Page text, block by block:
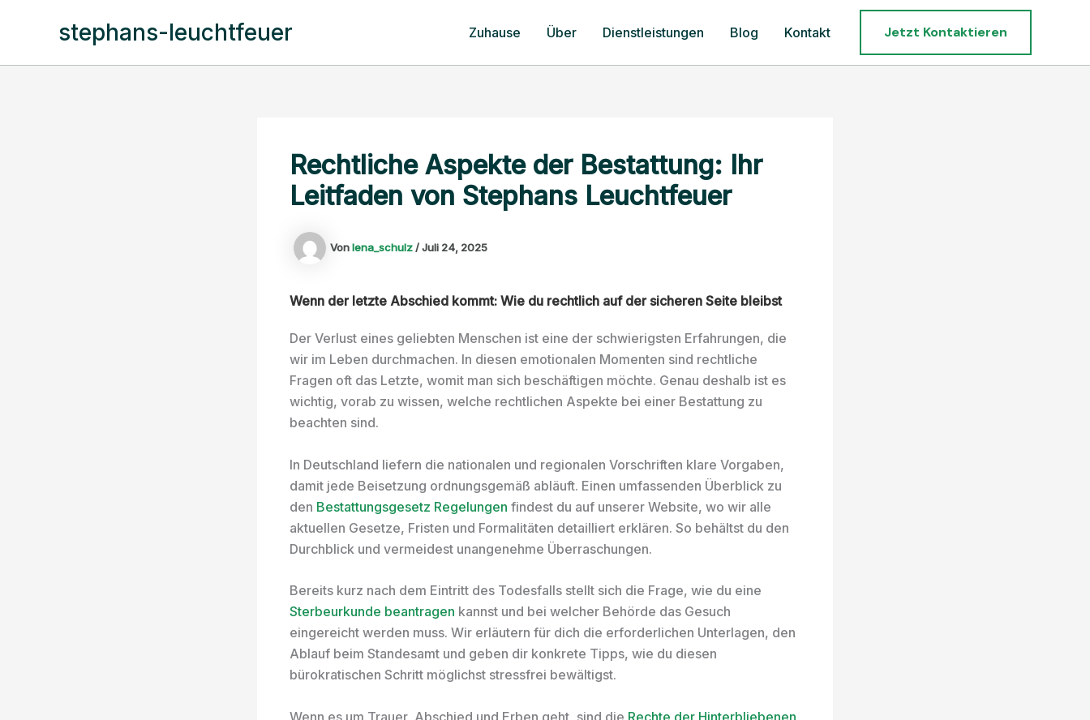
stephans-leuchtfeuer Zuhause Über Dienstleistungen Blog Kontakt Jetzt Kontaktieren
Rechtliche Aspekte der Bestattung: Ihr
Leitfaden von Stephans Leuchtfeuer
Vonlena_schulz/Juli 24, 2025
Wenn der letzte Abschied kommt: Wie du rechtlich auf der sicheren Seite bleibst
Der Verlust eines geliebten Menschen ist eine der schwierigsten Erfahrungen, die
wir im Leben durchmachen. In diesen emotionalen Momenten sind rechtliche
Fragen oft das Letzte, womit man sich beschäftigen möchte. Genau deshalb ist es
wichtig, vorab zu wissen, welche rechtlichen Aspekte bei einer Bestattung zu
beachten sind.
In Deutschland liefern die nationalen und regionalen Vorschriften klare Vorgaben,
damit jede Beisetzung ordnungsgemäß abläuft. Einen umfassenden Überblick zu
den Bestattungsgesetz Regelungen findest du auf unserer Website, wo wir alle
aktuellen Gesetze, Fristen und Formalitäten detailliert erklären. So behältst du den
Durchblick und vermeidest unangenehme Überraschungen.
Bereits kurz nach dem Eintritt des Todesfalls stellt sich die Frage, wie du eine
Sterbeurkunde beantragen kannst und bei welcher Behörde das Gesuch
eingereicht werden muss. Wir erläutern für dich die erforderlichen Unterlagen, den
Ablauf beim Standesamt und geben dir konkrete Tipps, wie du diesen
bürokratischen Schritt möglichst stressfrei bewältigst.
Wenn es um Trauer, Abschied und Erben geht, sind die Rechte der Hinterbliebenen